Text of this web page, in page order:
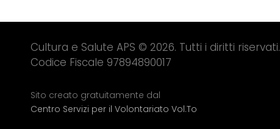
Cultura e Salute APS © 2026. Tutti i diritti riservati.
Codice Fiscale 97894890017
Sito creato gratuitamente dal
Centro Servizi per il Volontariato Vol.To